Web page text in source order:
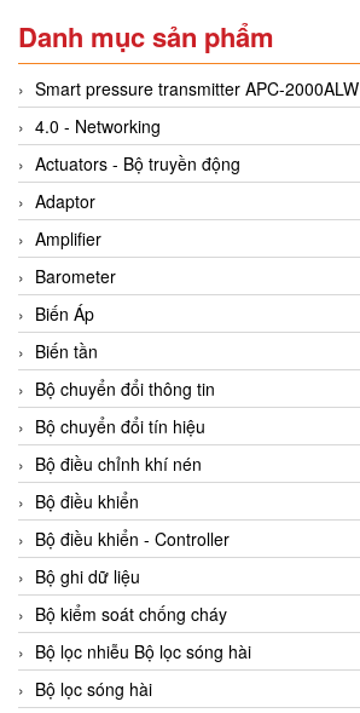
Danh mục sản phẩm
Smart pressure transmitter APC-2000ALW
4.0 - Networking
Actuators - Bộ truyền động
Adaptor
Amplifier
Barometer
Biến Áp
Biến tần
Bộ chuyển đổi thông tin
Bộ chuyển đổi tín hiệu
Bộ điều chỉnh khí nén
Bộ điều khiển
Bộ điều khiển - Controller
Bộ ghi dữ liệu
Bộ kiểm soát chống cháy
Bộ lọc nhiễu Bộ lọc sóng hài
Bộ lọc sóng hài